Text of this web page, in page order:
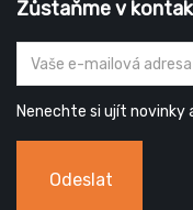
Zůstaňme v
Nenechte si ujít novinky
Odeslat